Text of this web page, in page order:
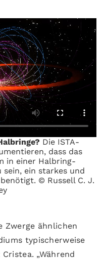
Die ISTA-
dass das
in einer Halbring-
ein starkes und
© Russell C. J.
Zwerge ähnlichen
typischerweise
„Während